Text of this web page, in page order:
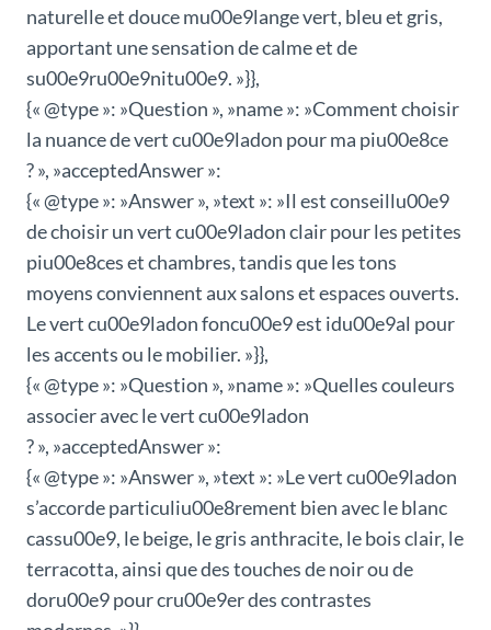
naturelle et douce mu00e9lange vert, bleu et gris,
apportant une sensation de calme et de
su00e9ru00e9nitu00e9. »}},
{« @type »: »Question », »name »: »Comment choisir
la nuance de vert cu00e9ladon pour ma piu00e8ce
? », »acceptedAnswer »:
{« @type »: »Answer », »text »: »Il est conseillu00e9
de choisir un vert cu00e9ladon clair pour les petites
piu00e8ces et chambres, tandis que les tons
moyens conviennent aux salons et espaces ouverts.
Le vert cu00e9ladon foncu00e9 est idu00e9al pour
les accents ou le mobilier. »}},
{« @type »: »Question », »name »: »Quelles couleurs
associer avec le vert cu00e9ladon
? », »acceptedAnswer »:
{« @type »: »Answer », »text »: »Le vert cu00e9ladon
s’accorde particuliu00e8rement bien avec le blanc
cassu00e9, le beige, le gris anthracite, le bois clair, le
terracotta, ainsi que des touches de noir ou de
doru00e9 pour cru00e9er des contrastes